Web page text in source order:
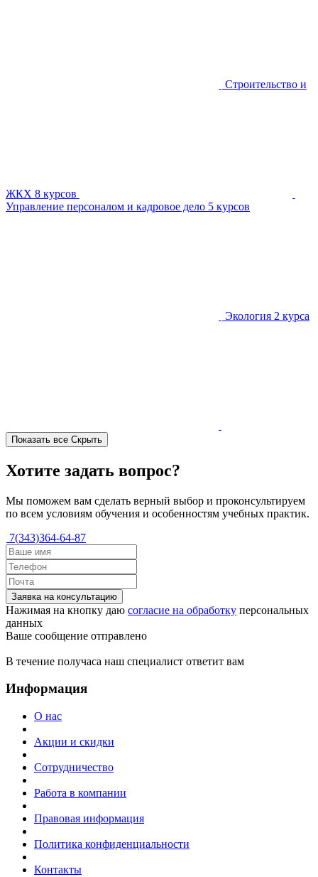
Строительство и
ЖКХ 8 курсов
Управление персоналом и кадровое дело 5 курсов
Экология 2 курса
Показать все Скрыть
Хотите задать вопрос?
Мы поможем вам сделать верный выбор и проконсультируем
по всем условиям обучения и особенностям учебных практик.
7(343)364-64-87
Заявка на консультацию
Нажимая на кнопку даю согласие на обработку персональных
данных
Ваше сообщение отправлено
В течение получаса наш специалист ответит вам
Информация
О нас
Акции и скидки
Сотрудничество
Работа в компании
Правовая информация
Политика конфиденциальности
Контакты